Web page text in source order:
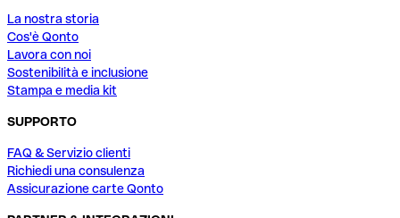
La nostra storia
Cos'è Qonto
Lavora con noi
Sostenibilità e inclusione
Stampa e media kit
SUPPORTO
FAQ & Servizio clienti
Richiedi una consulenza
Assicurazione carte Qonto